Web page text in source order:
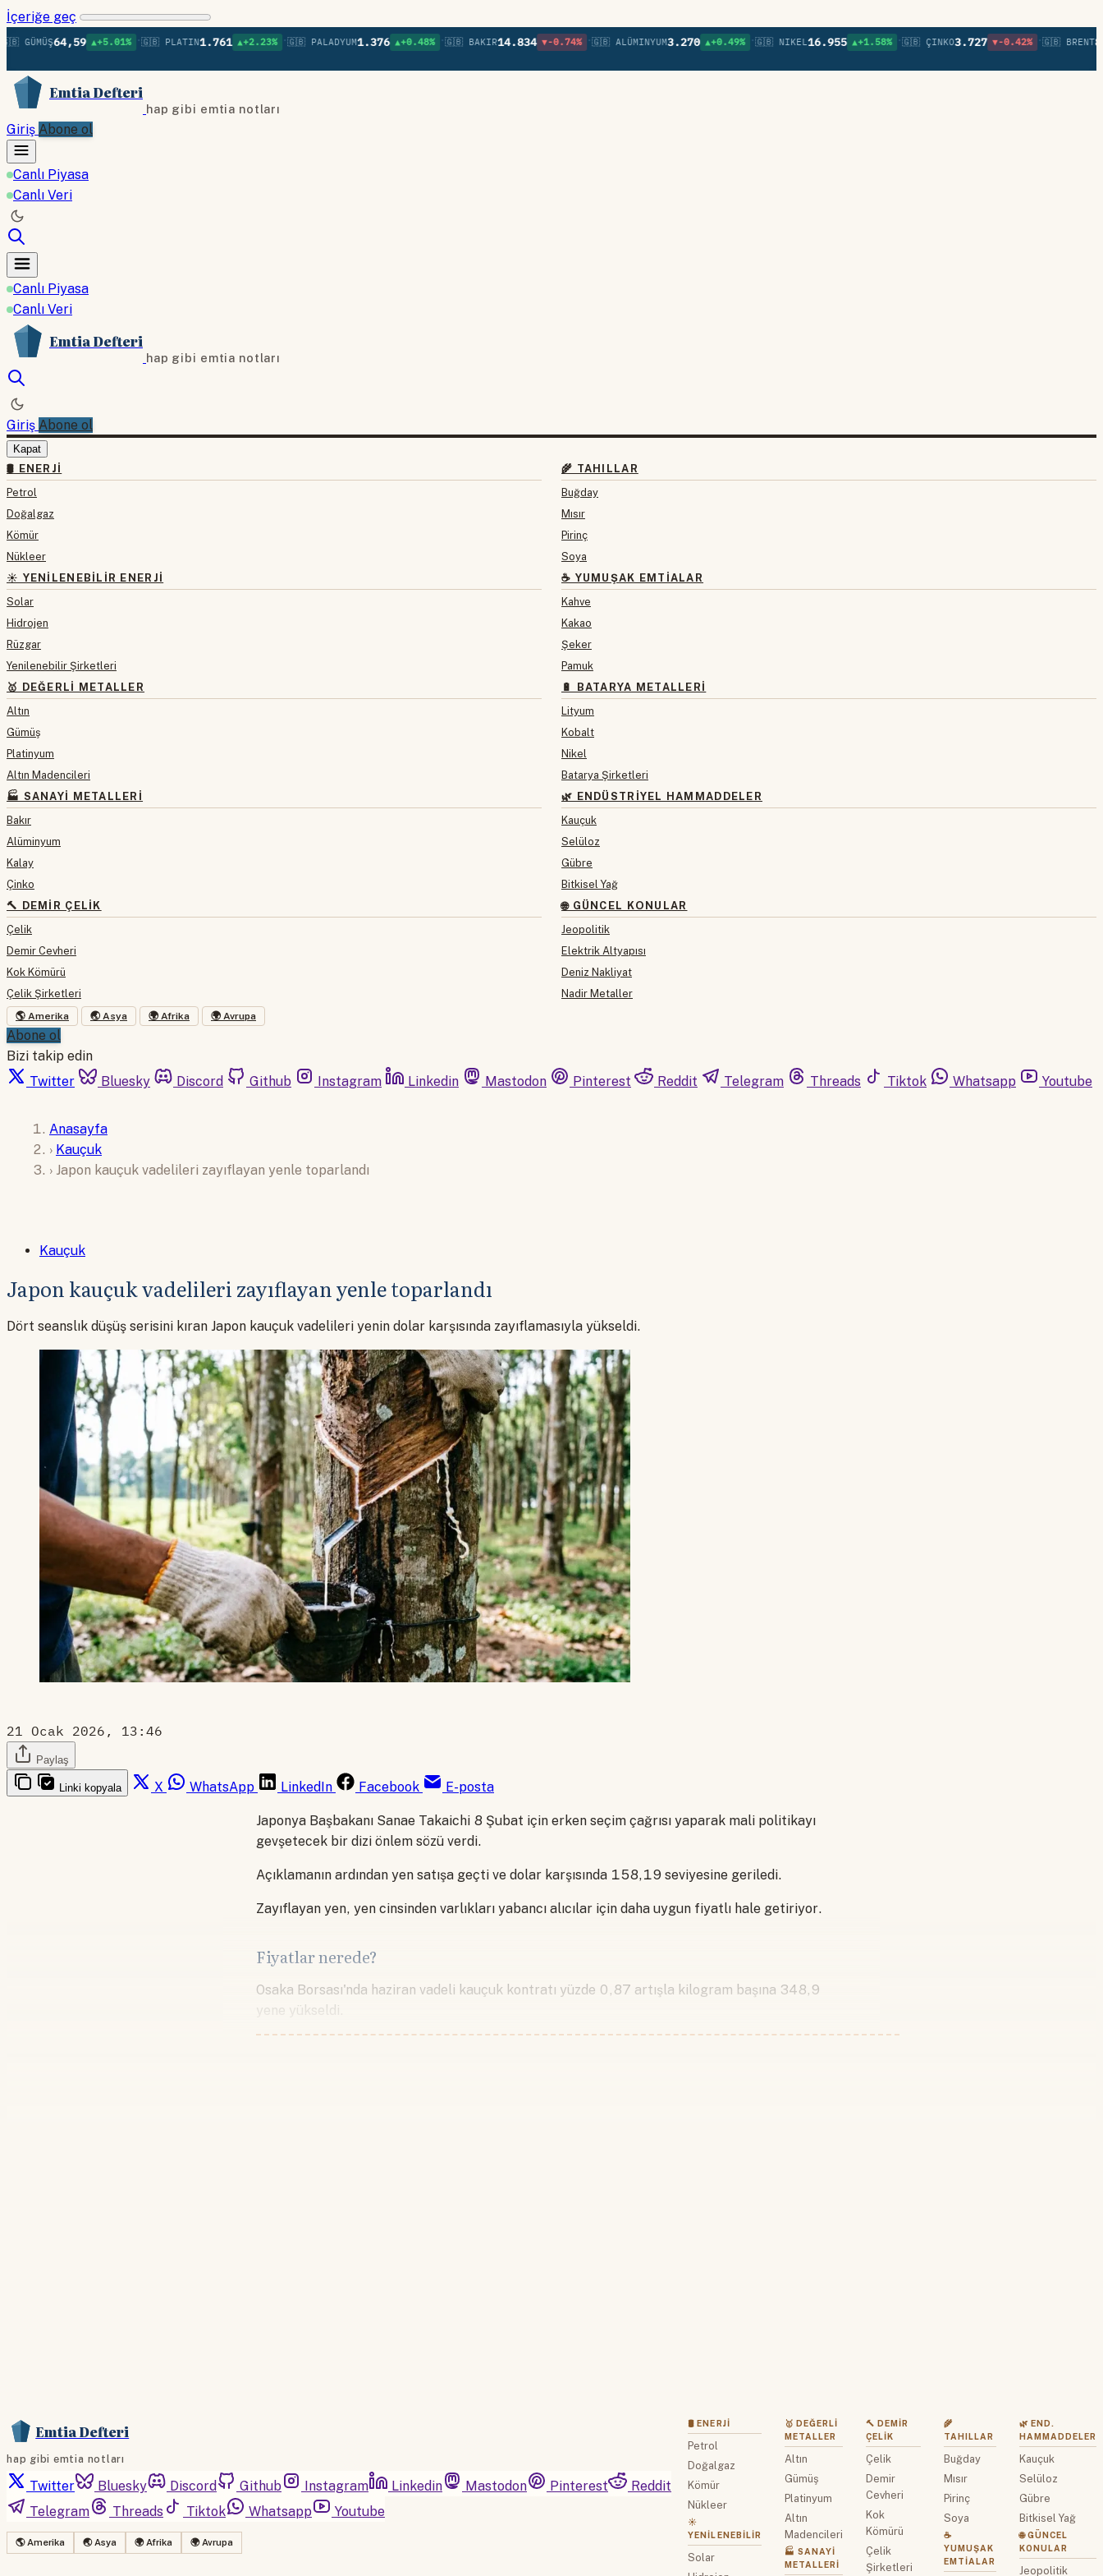
İçeriğe geç
64,59 ▲+5.01% •🇬🇧 PLATIN1.761 ▲+2.23% •🇬🇧 PALADYUM1.376 ▲+0.48% •🇬🇧 BAKIR14.834 ▼-0.74% •🇬🇧 ALÜMINYUM3.270 ▲+0.49% •🇬🇧 NIKEL16.955 ▲+1.58% •🇬🇧 ÇINKO3.727 ▼-0.42% •🇬🇧 BRENT82,14
Emtia Defteri
hap gibi emtia notları
Giriş Abone ol
Canlı Piyasa
Canlı Veri
Canlı Piyasa
Canlı Veri
Emtia Defteri
hap gibi emtia notları
Giriş Abone ol
Kapat
🛢 ENERJI
Petrol
Doğalgaz
Kömür
Nükleer
☀️ YENILENEBILIR ENERJI
Solar
Hidrojen
Rüzgar
Yenilenebilir Şirketleri
🥇 DEĞERLI METALLER
Altın
Gümüş
Platinyum
Altın Madencileri
🏭 SANAYI METALLERI
Bakır
Alüminyum
Kalay
Çinko
🔨 DEMIR ÇELIK
Çelik
Demir Cevheri
Kok Kömürü
Çelik Şirketleri
🌾 TAHILLAR
Buğday
Mısır
Pirinç
Soya
☕ YUMUŞAK EMTIALAR
Kahve
Kakao
Şeker
Pamuk
🔋 BATARYA METALLERI
Lityum
Kobalt
Nikel
Batarya Şirketleri
🌿 ENDÜSTRIYEL HAMMADDELER
Kauçuk
Selüloz
Gübre
Bitkisel Yağ
🌐 GÜNCEL KONULAR
Jeopolitik
Elektrik Altyapısı
Deniz Nakliyat
Nadir Metaller
🌎 Amerika 🌏 Asya 🌍 Afrika 🌍 Avrupa
Abone ol
Bizi takip edin
Twitter
Bluesky Discord Github Instagram Linkedin Mastodon Pinterest Reddit Telegram Threads Tiktok Whatsapp Youtube
Anasayfa
› Kauçuk
› Japon kauçuk vadelileri zayıflayan yenle toparlandı
Kauçuk
Japon kauçuk vadelileri zayıflayan yenle toparlandı
Dört seanslık düşüş serisini kıran Japon kauçuk vadelileri yenin dolar karşısında zayıflamasıyla yükseldi.
21 Ocak 2026, 13:46
Paylaş
Linki kopyala X WhatsApp LinkedIn Facebook E-posta
Japonya Başbakanı Sanae Takaichi 8 Şubat için erken seçim çağrısı yaparak mali politikayı
gevşetecek bir dizi önlem sözü verdi.
Açıklamanın ardından yen satışa geçti ve dolar karşısında 158,19 seviyesine geriledi.
Zayıflayan yen, yen cinsinden varlıkları yabancı alıcılar için daha uygun fiyatlı hale getiriyor.
Fiyatlar nerede?
Osaka Borsası'nda haziran vadeli kauçuk kontratı yüzde 0,87 artışla kilogram başına 348,9
yene yükseldi.
Emtia Defteri
hap gibi emtia notları
Twitter Bluesky Discord Github Instagram Linkedin Mastodon Pinterest
Reddit
Telegram
Threads Tiktok Whatsapp Youtube
🌎 Amerika 🌏 Asya 🌍 Afrika 🌍 Avrupa
🛢 ENERJI
Petrol
Doğalgaz
Kömür
Nükleer
☀️
YENILENEBILIR
Solar
🥇 DEĞERLI
METALLER
Altın
Gümüş
Platinyum
Altın
Madencileri
🏭 SANAYI
METALLERI
🔨 DEMIR
ÇELIK
Çelik
Demir
Cevheri
Kok
Kömürü
Çelik
Şirketleri
🌾
TAHILLAR
Buğday
Mısır
Pirinç
Soya
☕
YUMUŞAK
EMTIALAR
🌿 END.
HAMMADDELER
Kauçuk
Selüloz
Gübre
Bitkisel Yağ
🌐 GÜNCEL
KONULAR
Jeopolitik